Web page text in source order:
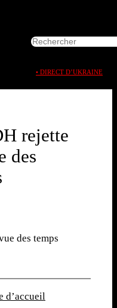
R
r
• DIRECT D’UKRAINE
rejette
des
des temps
d’accueil